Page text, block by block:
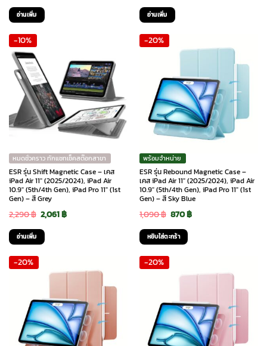
price
was:
อ่านเพิ่ม
price
was:
1,290 ฿.
อ่านเพิ่ม
-10%
หมดชั่วคราว ทักแชทเช็คสต๊อกสาขา
ESR รุ่น Shift Magnetic Case – เคส
iPad Air 11″ (2025/2024), iPad Air
10.9″ (5th/4th Gen), iPad Pro 11″ (1st
Gen) – สี Grey
2,290฿ Original
price
was:
2,061฿Current
อ่านเพิ่ม
-20%
พร้อมจำหน่าย
ESR รุ่น Rebound Magnetic Case –
เคส iPad Air 11″ (2025/2024), iPad Air
10.9″ (5th/4th Gen), iPad Pro 11″ (1st
Gen) – สี Sky Blue
1,090฿ Original
price
was:
870฿Current
หยิบใส่ตะกร้า
-20% -20%